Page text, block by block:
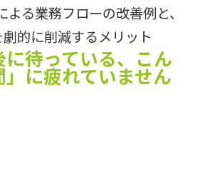
る業務フローの改善例と、
的に削減するメリット
待っている、こん
に疲れていません